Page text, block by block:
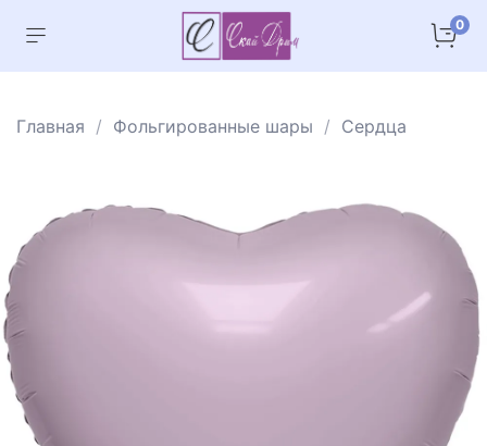
0
Главная Фольгированные шары Сердца